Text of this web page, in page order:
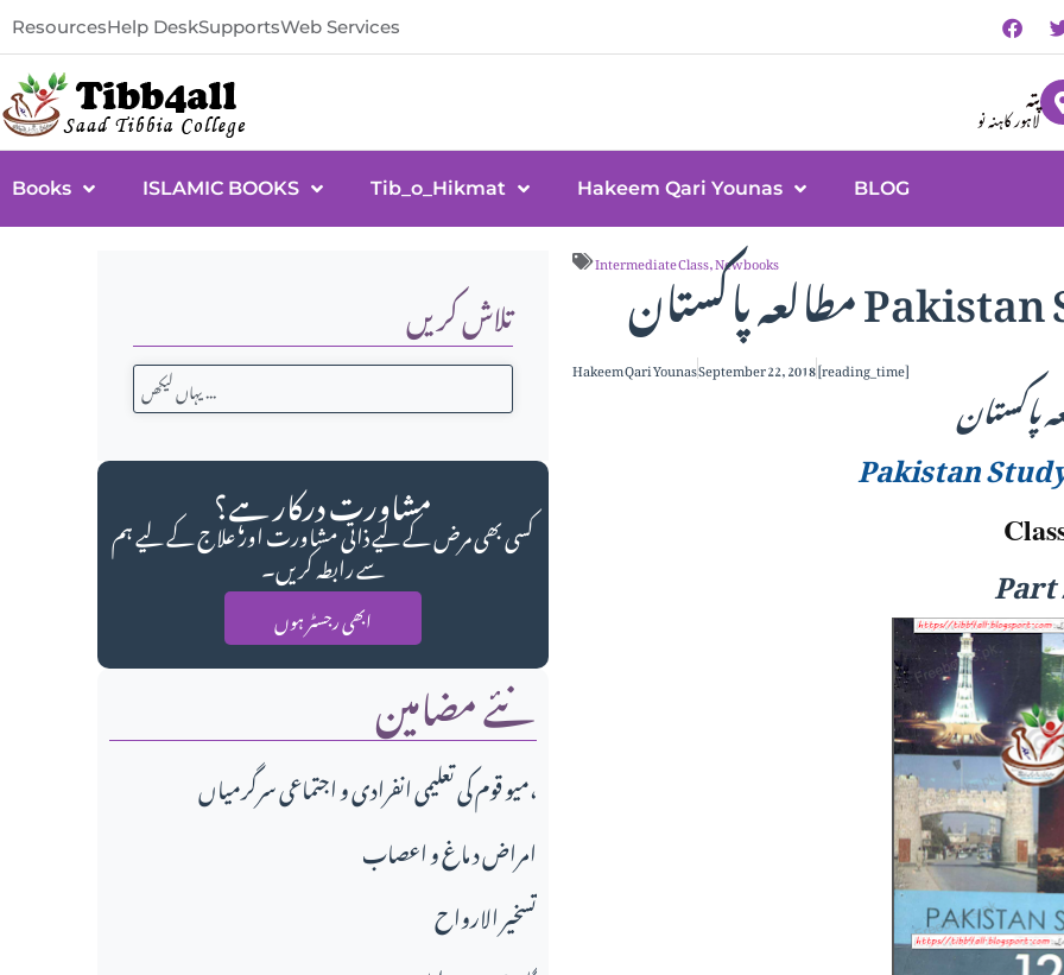
ResourcesHelp DeskSupportsWeb Services
پتہ
لاہور کاہنہ نو
Books ISLAMIC BOOKS Tib_o_Hikmat Hakeem Qari Younas BLOG
تلاش کریں
مشاورت درکار ہے؟
کسی بھی مرض کے لیے ذاتی مشاورت اور علاج کے لیے ہم
سے رابطہ کریں۔
ابھی رجسٹر ہوں
نئے مضامین
میو قوم کی تعلیمی انفرادی و اجتماعی سرگرمیاں،
امراض د ماغ و اعصاب
تسخير الارواح
Intermediate Class,New books
مطالعہ پاکستان Pakistan Study in English Class
Hakeem Qari YounasSeptember 22, 2018[reading_time]
پاکستان
Pakistan